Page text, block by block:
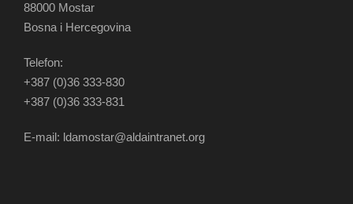
88000 Mostar
Bosna i Hercegovina
Telefon:
+387 (0)36 333-830
+387 (0)36 333-831
E-mail: ldamostar@aldaintranet.org